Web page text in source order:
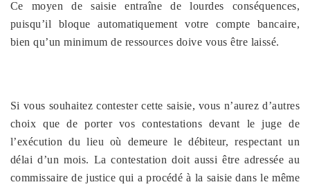
Ce moyen de saisie entraîne de lourdes conséquences,
puisqu’il bloque automatiquement votre compte bancaire,
bien qu’un minimum de ressources doive vous être laissé.
Si vous souhaitez contester cette saisie, vous n’aurez d’autres
choix que de porter vos contestations devant le juge de
l’exécution du lieu où demeure le débiteur, respectant un
délai d’un mois. La contestation doit aussi être adressée au
commissaire de justice qui a procédé à la saisie dans le même